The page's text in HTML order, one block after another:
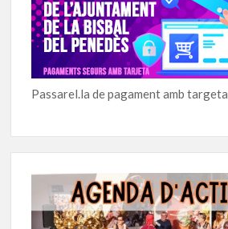
Passarel.la de pagament amb targeta